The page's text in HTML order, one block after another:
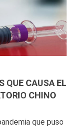
QUE CAUSA EL
CHINO
que puso